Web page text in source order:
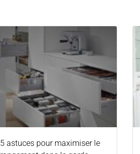
5 astuces pour maximiser le